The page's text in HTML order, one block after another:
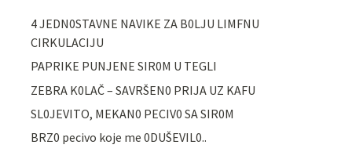
4 JEDN0STAVNE NAVIKE ZA B0LJU LIMFNU
CIRKULACIJU
PAPRIKE PUNJENE SIR0M U TEGLI
ZEBRA K0LAČ – SAVRŠEN0 PRIJA UZ KAFU
SL0JEVITO, MEKAN0 PECIV0 SA SIR0M
BRZ0 pecivo koje me 0DUŠEVIL0..